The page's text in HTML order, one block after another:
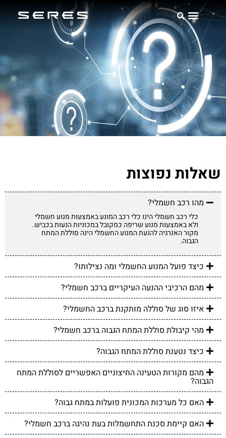
שאלות נפוצות
מהו רכב חשמלי?
כלי רכב חשמלי הינו כלי רכב המונע באמצעות מנוע חשמלי
ולא באמצעות מנוע שריפה כמקובל במכוניות הנעות בכביש.
מקור האנרגיה להנעת המנוע החשמלי הינה סוללת המתח
הגבוה.
כיצד פועל המנוע החשמלי ומה נצילותו?
מהם הרכיבי ההנעה העיקריים ברכב חשמלי?
איזו סוג של סוללה מותקנת ברכב החשמלי?
מהי קיבולת סוללת המתח הגבוה ברכב חשמלי?
כיצד נטענת סוללת המתח הגבוה?
מהם מקורות הטעינה החיצוניים האפשריים לסוללת המתח
הגבוה?
האם כל מערכות המכונית פועלות במתח גבוה?
האם קיימת סכנת התחשמלות בעת נהיגה ברכב חשמלי?